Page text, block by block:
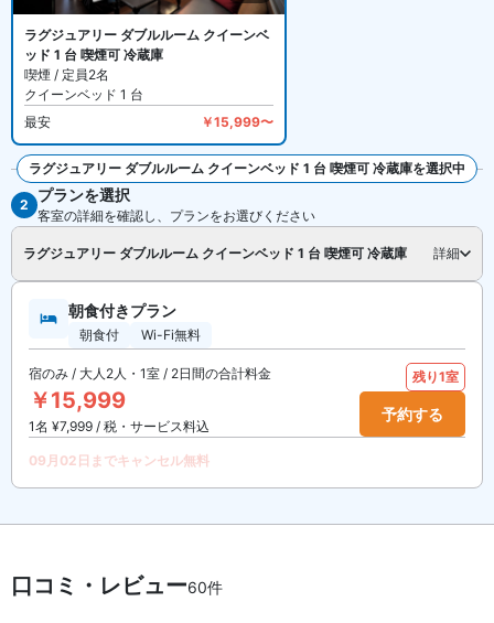
ラグジュアリー ダブルルーム クイーンベ
ッド 1 台 喫煙可 冷蔵庫
喫煙 / 定員2名
クイーンベッド 1 台
最安
￥15,999〜
ラグジュアリー ダブルルーム クイーンベッド 1 台 喫煙可 冷蔵庫を選択中
2 プランを選択
客室の詳細を確認し、プランをお選びください
ラグジュアリー ダブルルーム クイーンベッド 1 台 喫煙可 冷蔵庫 詳細
朝食付きプラン
朝食付 Wi-Fi無料
宿のみ / 大人2人・1室 / 2日間の合計料金
￥15,999
1名 ¥7,999 / 税・サービス料込
残り1室
予約する
09月02日までキャンセル無料
口コミ・レビュー60件